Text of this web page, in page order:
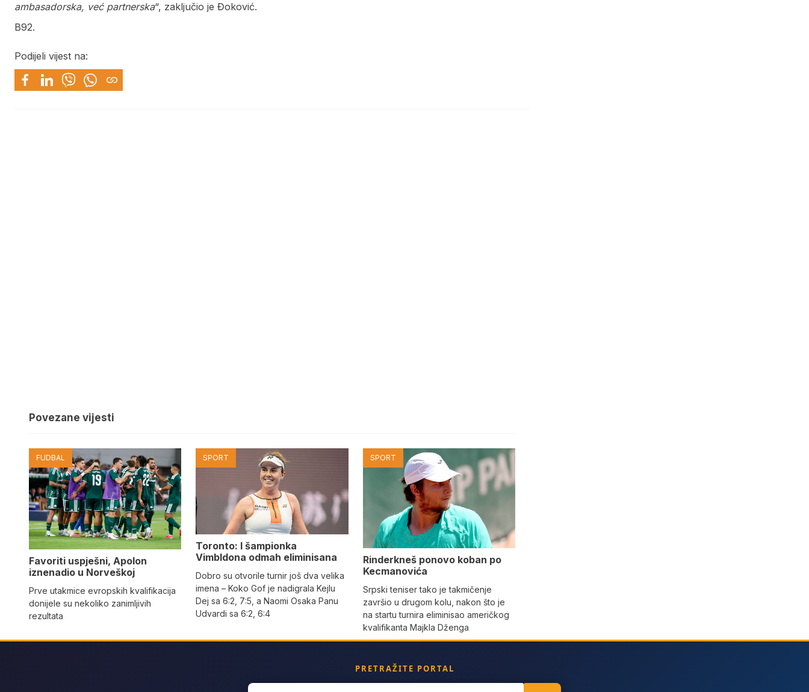
ambasadorska, već partnerska“, zaključio je Đoković.
B92.
Podijeli vijest na:
Povezane vijesti
FUDBAL
Favoriti uspješni, Apolon
iznenadio u Norveškoj
Prve utakmice evropskih kvalifikacija
donijele su nekoliko zanimljivih
rezultata
SPORT
Toronto: I šampionka
Vimbldona odmah eliminisana
Dobro su otvorile turnir još dva velika
imena – Koko Gof je nadigrala Kejlu
Dej sa 6:2, 7:5, a Naomi Osaka Panu
Udvardi sa 6:2, 6:4
SPORT
Rinderkneš ponovo koban po
Kecmanovića
Srpski teniser tako je takmičenje
završio u drugom kolu, nakon što je
na startu turnira eliminisao američkog
kvalifikanta Majkla Dženga
PRETRAŽITE PORTAL